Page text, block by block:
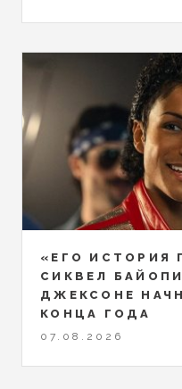
«ЕГО ИСТОРИЯ
СИКВЕЛ
ДЖЕКСОНЕ
КОНЦА ГОДА
07.08.2026